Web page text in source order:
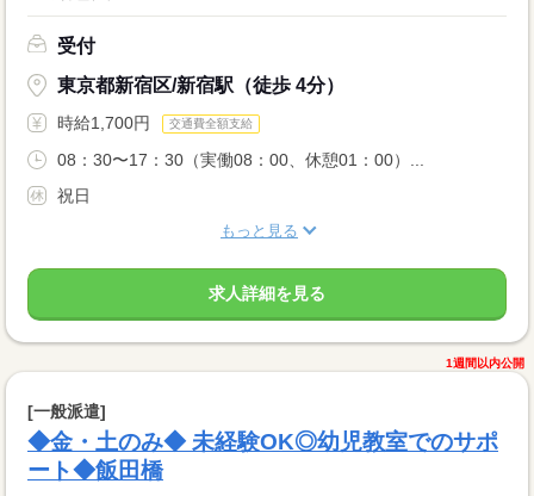
受付
東京都新宿区/新宿駅（徒歩 4分）
時給1,700円 交通費全額支給
08：30〜17：30（実働08：00、休憩01：00）...
祝日
もっと見る
求人詳細を見る
1週間以内公開
[一般派遣]
◆金・土のみ◆ 未経験OK◎幼児教室でのサポ
ート◆飯田橋